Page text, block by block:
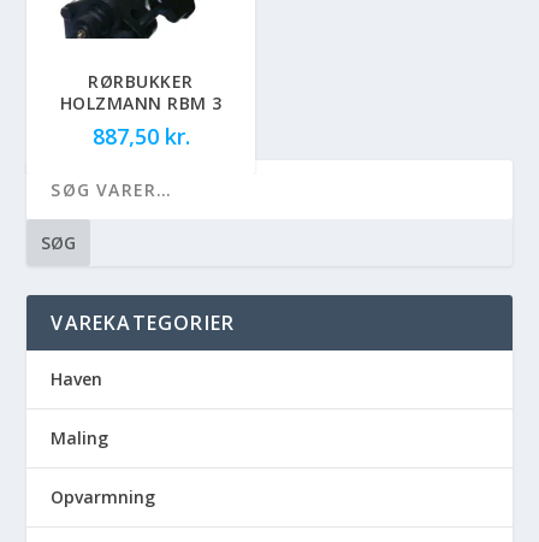
RØRBUKKER
HOLZMANN RBM 3
887,50 kr.
SØG
VAREKATEGORIER
Haven
Maling
Opvarmning